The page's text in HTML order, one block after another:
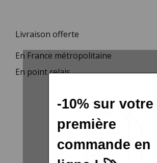
Livraison offerte
En France métropolitaine
En point relais